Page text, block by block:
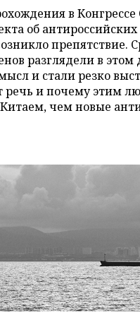
в
об
препятствие.
разглядели в этом
и стали резко
речь и почему этим
Китаем, чем новые